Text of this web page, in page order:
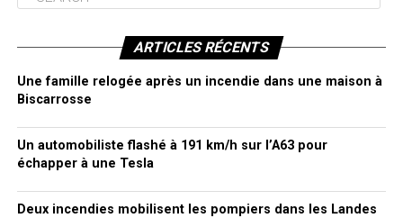
ARTICLES RÉCENTS
Une famille relogée après un incendie dans une maison à
Biscarrosse
Un automobiliste flashé à 191 km/h sur l’A63 pour
échapper à une Tesla
Deux incendies mobilisent les pompiers dans les Landes